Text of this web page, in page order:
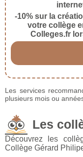
-10% sur la
votre collège
Colleges.fr
Les services
plusieurs mois ou
Les
Découvrez les
Collège Gérard